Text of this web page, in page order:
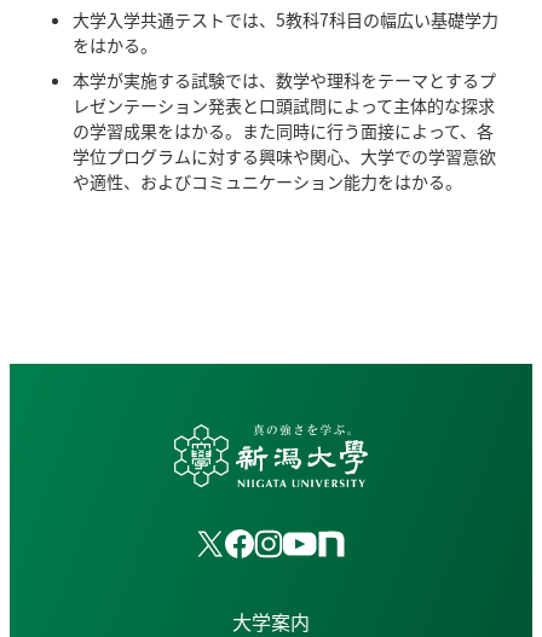
大学入学共通テストでは、5教科7科目の幅広い基礎学力
をはかる。
本学が実施する試験では、数学や理科をテーマとするプ
レゼンテーション発表と口頭試問によって主体的な探求
の学習成果をはかる。また同時に行う面接によって、各
学位プログラムに対する興味や関心、大学での学習意欲
や適性、およびコミュニケーション能力をはかる。
大学案内